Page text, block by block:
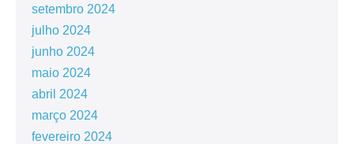
setembro 2024
julho 2024
junho 2024
maio 2024
abril 2024
março 2024
fevereiro 2024